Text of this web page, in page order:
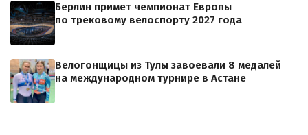
Берлин примет чемпионат Европы
по трековому велоспорту 2027 года
Велогонщицы из Тулы завоевали 8 медалей
на международном турнире в Астане